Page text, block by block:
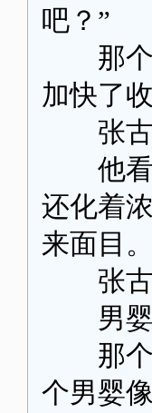
吧？”
那个
加快了
张古
他看
还化着
来面目
张古
男婴
那个
个男婴